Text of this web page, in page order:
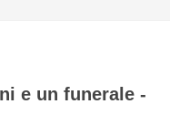
e un funerale -